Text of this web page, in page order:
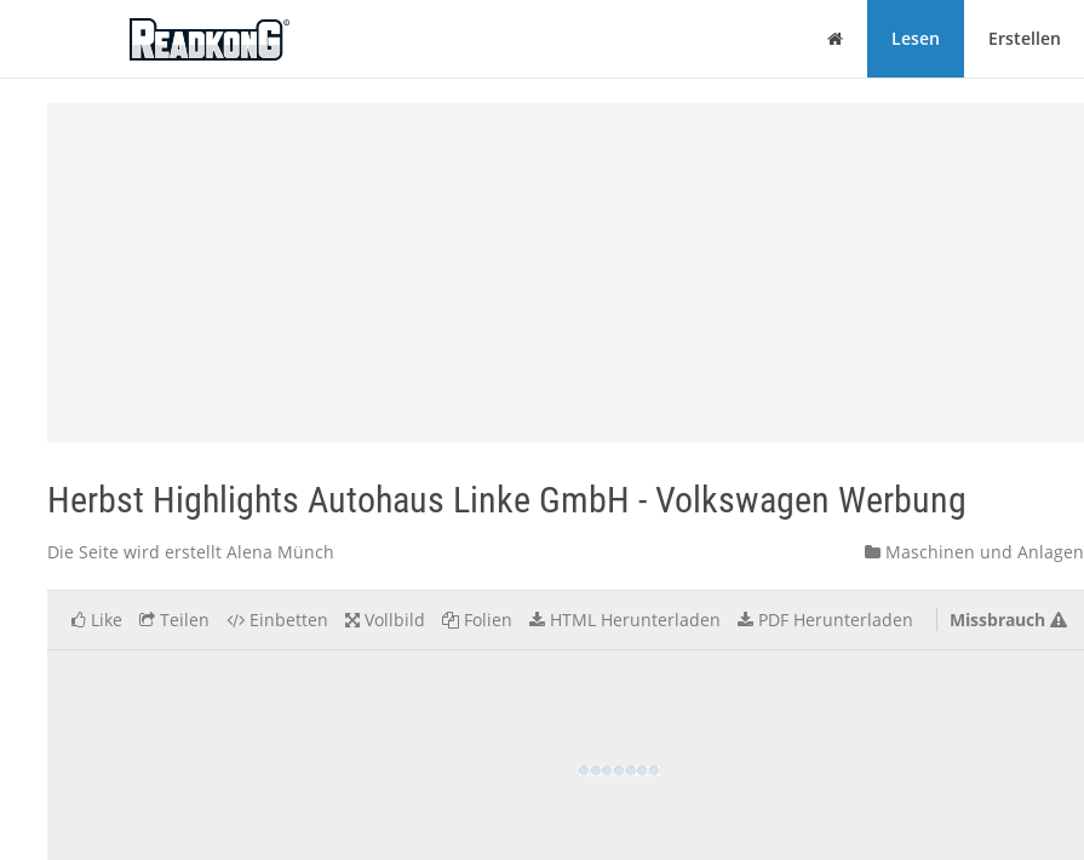
ReadkonG
Haus Lesen Erstellen
Herbst Highlights Autohaus Linke GmbH - Volkswagen Werbung
Die Seite wird erstellt Alena Münch Maschinen und Anlagen
Like Teilen Einbetten Vollbild Folien HTML Herunterladen PDF Herunterladen Missbrauch